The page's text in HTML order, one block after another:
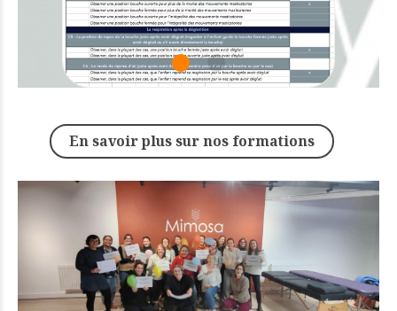
En savoir plus sur nos formations